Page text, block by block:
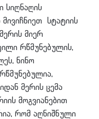
სიღნაღის
სტატიის
მიერ
რწმუნებულის,
ნინო
მერის ცემა
მოგვიანებით
რომ აღნიშნული